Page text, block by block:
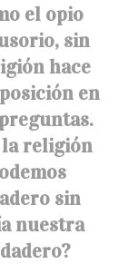
el opio
sin
hace
en
la religión
sin
nuestra